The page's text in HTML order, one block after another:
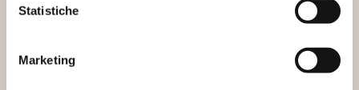
Statistiche
Marketing
Via Podernuovo, 13
56030 Terricciola (PI)